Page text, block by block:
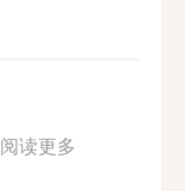
阅读更多